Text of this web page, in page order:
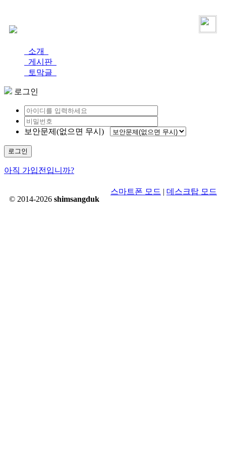
소개
게시판
토막글
로그인
보안문제(없으면 무시)
로그인
아직 가입전입니까?
© 2014-2026 shimsangduk
스마트폰 모드 | 데스크탑 모드